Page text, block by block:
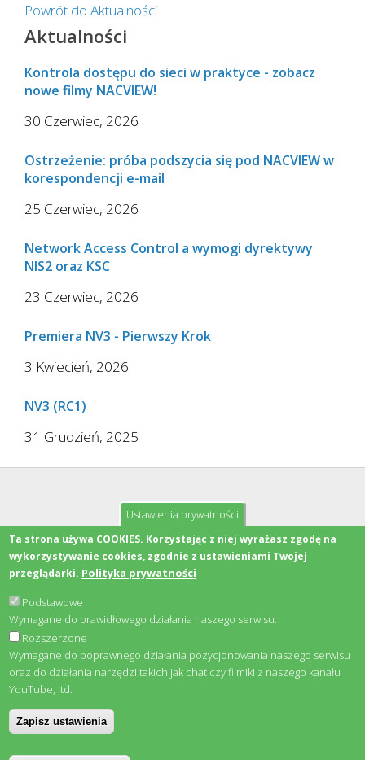
Ustawienia prywatności
Ta strona używa COOKIES. Korzystając z niej wyrażasz zgodę na
wykorzystywanie cookies, zgodnie z ustawieniami Twojej
przeglądarki. Polityka prywatności
Podstawowe
Wymagane do prawidłowego działania naszego serwisu.
Rozszerzone
Wymagane do poprawnego działania pozycjonowania naszego serwisu
oraz do działania narzędzi takich jak chat czy filmiki z naszego kanału
YouTube, itd.
Zapisz ustawienia
Powrót do Aktualności
Aktualności
Kontrola dostępu do sieci w praktyce - zobacz
nowe filmy NACVIEW!
30 Czerwiec, 2026
Ostrzeżenie: próba podszycia się pod NACVIEW w
korespondencji e-mail
25 Czerwiec, 2026
Network Access Control a wymogi dyrektywy
NIS2 oraz KSC
23 Czerwiec, 2026
Premiera NV3 - Pierwszy Krok
3 Kwiecień, 2026
NV3 (RC1)
31 Grudzień, 2025
KONTAKT
Email:office@nacview.com
Internet:
Napisz do nas
© 2026 NACVIEW - ALL RIGHTS RESERVED